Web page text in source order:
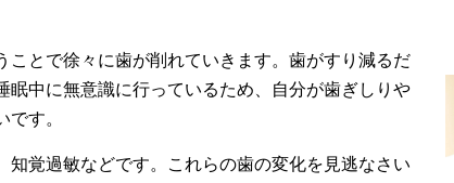
とで徐々に歯が削れていきます。歯がすり減るだ
中に無意識に行っているため、自分が歯ぎしりや
す。
覚過敏などです。これらの歯の変化を見逃なさい